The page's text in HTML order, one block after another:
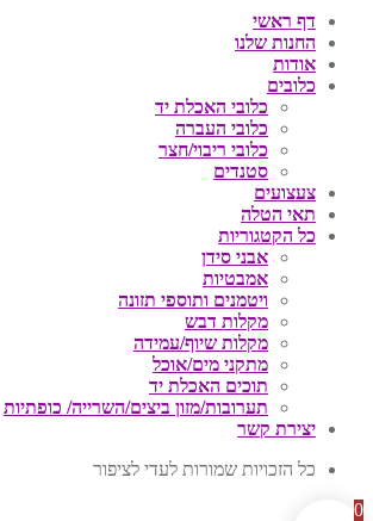
דף ראשי
החנות שלנו
אודות
כלובים
כלובי האכלת יד
כלובי העברה
כלובי ריבוי/חצר
סטנדים
צעצועים
תאי הטלה
כל הקטגוריות
אבני סידן
אמבטיות
ויטמנים ותוספי תזונה
מקלות דבש
מקלות שיוף/עמידה
מתקני מים/אוכל
תוכים האכלת יד
תערובות/מזון ביצים/השרייה/ כופתיות
יצירת קשר
כל הזכויות שמורות לעדי לציפור
0